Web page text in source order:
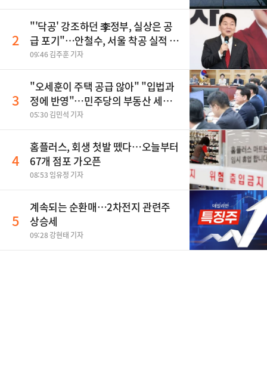
2
"'닥공' 강조하던 李정부, 실상은 공
급 포기"…안철수, 서울 착공 실적 미
달 비판
09:46 김주훈 기자
3
"오세훈이 주택 공급 않아" "입법과
정에 반영"…민주당의 부동산 세제
개편 해법은
05:30 김민석 기자
4
홈플러스, 회생 첫발 뗐다…오늘부터
67개 점포 가오픈
08:53 임유정 기자
5
계속되는 순환매…2차전지 관련주
상승세
09:28 강현태 기자